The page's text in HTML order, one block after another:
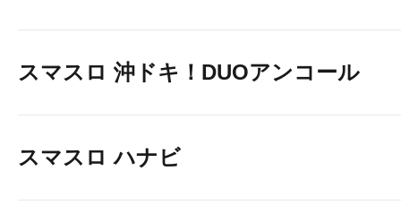
スマスロ 沖ドキ！DUOアンコール
スマスロ ハナビ